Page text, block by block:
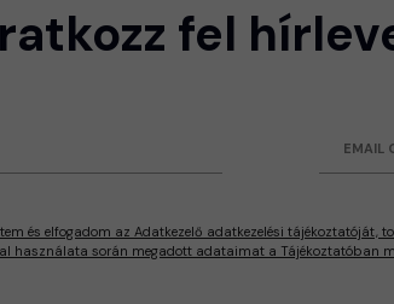
fel
és elfogadom az Adatkezelő adatkezelési tájékoztatóját,
használata során megadott adataimat a Tájékoztatóban